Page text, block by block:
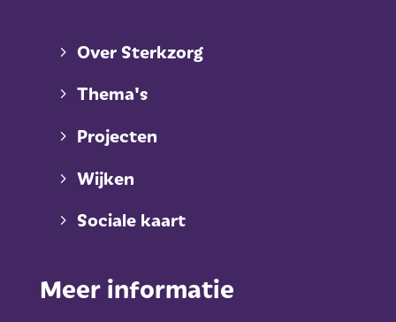
Over Sterkzorg
Thema's
Projecten
Wijken
Sociale kaart
Meer informatie